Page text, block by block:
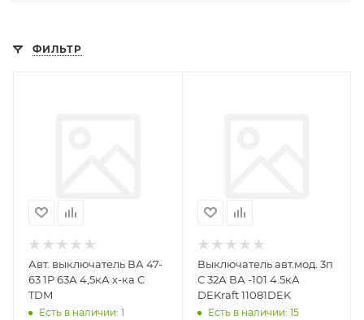
ФИЛЬТР
Авт. выключатель ВА 47-
63 1P 63А 4,5кА х-ка С
TDM
Есть в наличии: 1
Выключатель авт.мод. 3п
С 32А ВА -101 4.5кА
DEKraft 11081DEK
Есть в наличии: 15